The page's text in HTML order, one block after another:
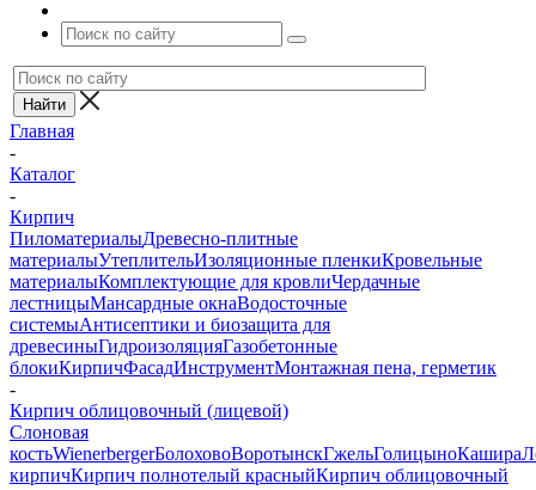
Главная
-
Каталог
-
Кирпич
ПиломатериалыДревесно-плитные
материалыУтеплительИзоляционные пленкиКровельные
материалыКомплектующие для кровлиЧердачные
лестницыМансардные окнаВодосточные
системыАнтисептики и биозащита для
древесиныГидроизоляцияГазобетонные
блокиКирпичФасадИнструментМонтажная пена, герметик
-
Кирпич облицовочный (лицевой)
Слоновая
костьWienerbergerБолоховоВоротынскГжельГолицыноКашира
кирпичКирпич полнотелый красныйКирпич облицовочный